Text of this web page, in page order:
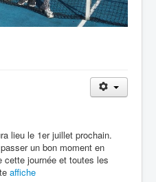
lieu le 1er juillet prochain.
un bon moment en
cette journée et toutes les
affiche